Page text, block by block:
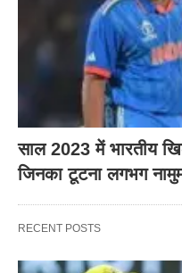
साल 2023 में भारतीय
जिनका टूटना लगभग
RECENT POSTS